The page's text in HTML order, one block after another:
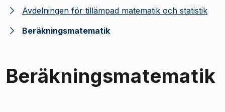
Avdelningen för tillämpad matematik och statistik
Beräkningsmatematik
Beräkningsmatematik